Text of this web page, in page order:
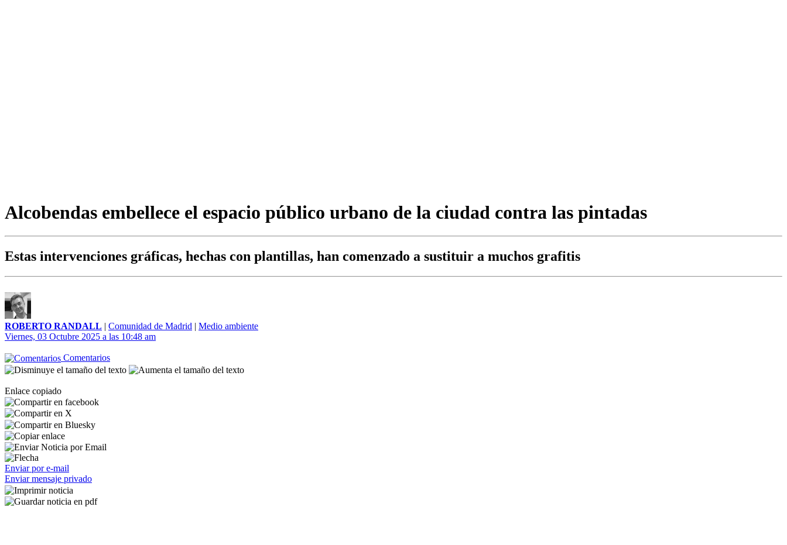
Alcobendas embellece el espacio público urbano de la ciudad contra las pintadas
Estas intervenciones gráficas, hechas con plantillas, han comenzado a sustituir a muchos grafitis
ROBERTO RANDALL | Comunidad de Madrid | Medio ambiente
Viernes, 03 Octubre 2025 a las 10:48 am
Comentarios
Enlace copiado
Enviar por e-mail
Enviar mensaje privado